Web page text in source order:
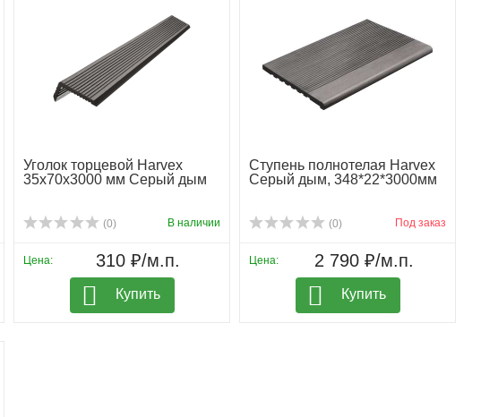
Уголок торцевой Harvex
35х70х3000 мм Серый дым
(0) В наличии
Цена: 310 ₽/м.п.
Купить
Ступень полнотелая Harvex
Серый дым, 348*22*3000мм
(0) Под заказ
Цена: 2 790 ₽/м.п.
Купить